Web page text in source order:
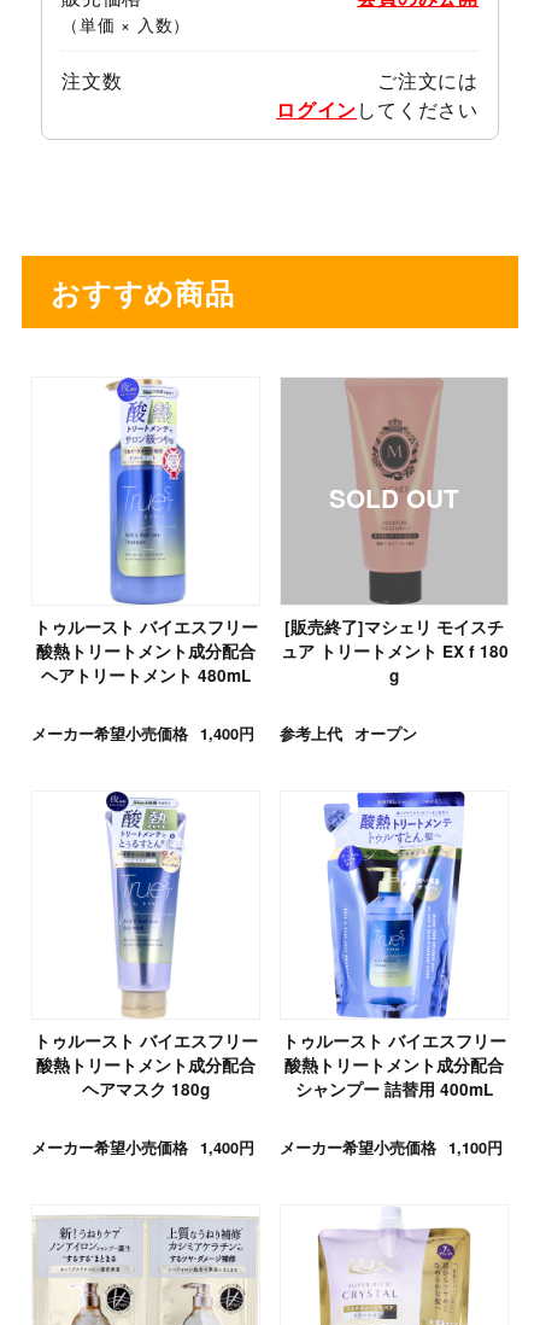
（単価 × 入数）
注文数
ご注文には
ログインしてください
おすすめ商品
トゥルースト バイエスフリー
酸熱トリートメント成分配合
ヘアトリートメント 480mL
メーカー希望小売価格 1,400円
[販売終了]マシェリ モイスチ
ュア トリートメント EX f 180
g
参考上代 オープン
トゥルースト バイエスフリー
酸熱トリートメント成分配合
ヘアマスク 180g
メーカー希望小売価格 1,400円
トゥルースト バイエスフリー
酸熱トリートメント成分配合
シャンプー 詰替用 400mL
メーカー希望小売価格 1,100円